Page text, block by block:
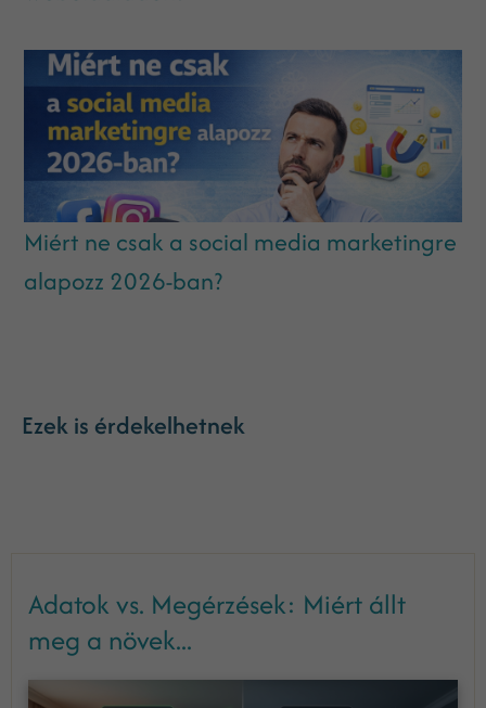
Miért ne csak a social media marketingre
alapozz 2026-ban?
Ezek is érdekelhetnek
Adatok vs. Megérzések: Miért állt
meg a növek...